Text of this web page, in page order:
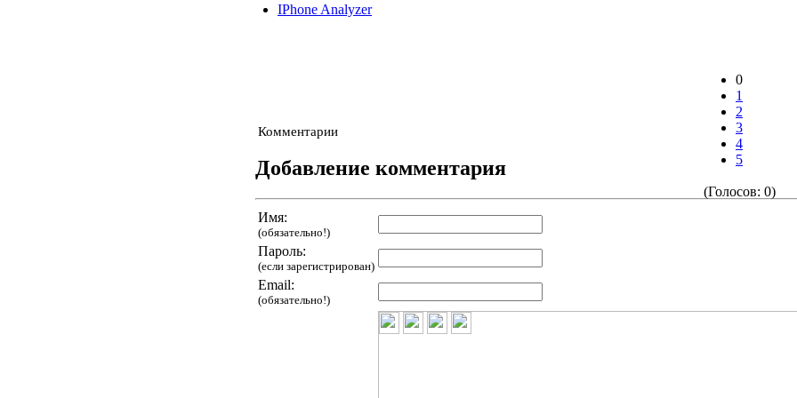
IPhone Analyzer
0
1
2
3
4
5
(Голосов: 0)
Комментарии
Добавление комментария
Имя:
(обязательно!)
Пароль:
(если зарегистрирован)
Email:
(обязательно!)